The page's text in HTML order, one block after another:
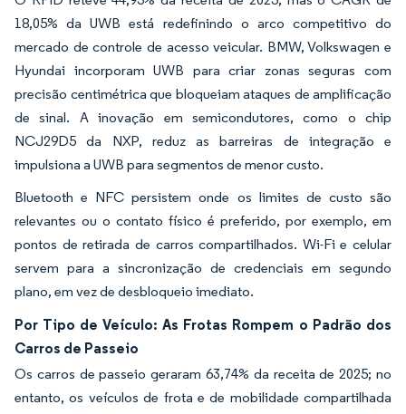
18,05% da UWB está redefinindo o arco competitivo do
mercado de controle de acesso veicular. BMW, Volkswagen e
Hyundai incorporam UWB para criar zonas seguras com
precisão centimétrica que bloqueiam ataques de amplificação
de sinal. A inovação em semicondutores, como o chip
NCJ29D5 da NXP, reduz as barreiras de integração e
impulsiona a UWB para segmentos de menor custo.
Bluetooth e NFC persistem onde os limites de custo são
relevantes ou o contato físico é preferido, por exemplo, em
pontos de retirada de carros compartilhados. Wi-Fi e celular
servem para a sincronização de credenciais em segundo
plano, em vez de desbloqueio imediato.
Por Tipo de Veículo: As Frotas Rompem o Padrão dos
Carros de Passeio
Os carros de passeio geraram 63,74% da receita de 2025; no
entanto, os veículos de frota e de mobilidade compartilhada